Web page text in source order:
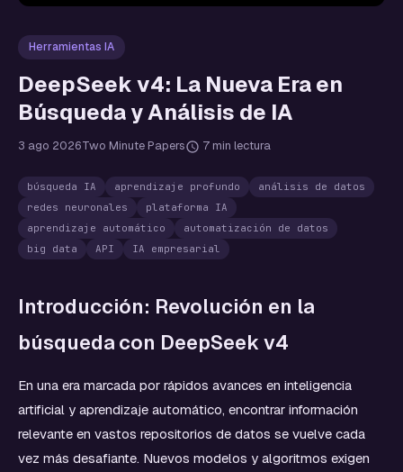
Herramientas IA
DeepSeek v4: La Nueva Era en
Búsqueda y Análisis de IA
3 ago 2026Two Minute Papers 7 min lectura
búsqueda IA aprendizaje profundo
análisis de datos
redes neuronales
plataforma IA
aprendizaje automático
automatización de datos
big data
API IA empresarial
Introducción: Revolución en la
búsqueda con DeepSeek v4
En una era marcada por rápidos avances en inteligencia
artificial y aprendizaje automático, encontrar información
relevante en vastos repositorios de datos se vuelve cada
vez más desafiante. Nuevos modelos y algoritmos exigen